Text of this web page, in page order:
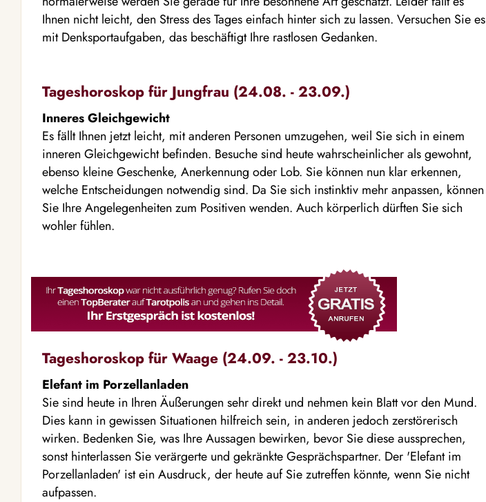
Ihnen nicht leicht, den Stress des Tages einfach hinter sich zu lassen. Versuchen Sie es
mit Denksportaufgaben, das beschäftigt Ihre rastlosen Gedanken.
Tageshoroskop für Jungfrau (24.08. - 23.09.)
Inneres Gleichgewicht
Es fällt Ihnen jetzt leicht, mit anderen Personen umzugehen, weil Sie sich in einem
inneren Gleichgewicht befinden. Besuche sind heute wahrscheinlicher als gewohnt,
ebenso kleine Geschenke, Anerkennung oder Lob. Sie können nun klar erkennen,
welche Entscheidungen notwendig sind. Da Sie sich instinktiv mehr anpassen, können
Sie Ihre Angelegenheiten zum Positiven wenden. Auch körperlich dürften Sie sich
wohler fühlen.
Tageshoroskop für Waage (24.09. - 23.10.)
Elefant im Porzellanladen
Sie sind heute in Ihren Äußerungen sehr direkt und nehmen kein Blatt vor den Mund.
Dies kann in gewissen Situationen hilfreich sein, in anderen jedoch zerstörerisch
wirken. Bedenken Sie, was Ihre Aussagen bewirken, bevor Sie diese aussprechen,
sonst hinterlassen Sie verärgerte und gekränkte Gesprächspartner. Der 'Elefant im
Porzellanladen' ist ein Ausdruck, der heute auf Sie zutreffen könnte, wenn Sie nicht
aufpassen.